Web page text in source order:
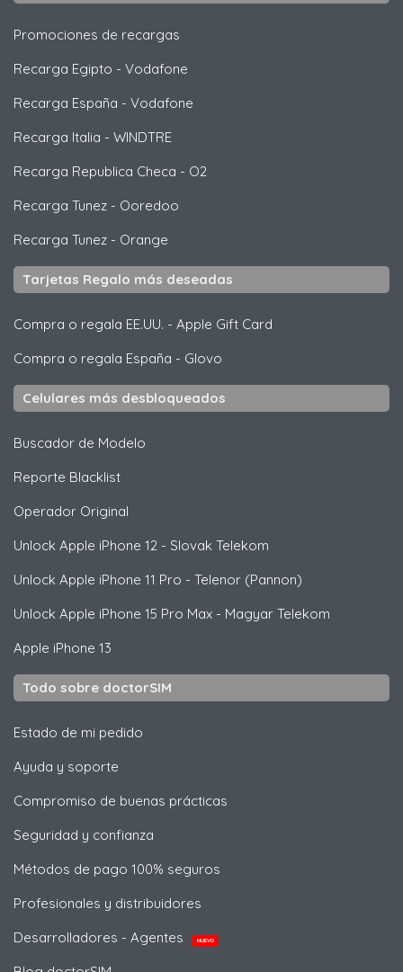
Promociones de recargas
Recarga Egipto - Vodafone
Recarga España - Vodafone
Recarga Italia - WINDTRE
Recarga Republica Checa - O2
Recarga Tunez - Ooredoo
Recarga Tunez - Orange
Tarjetas Regalo más deseadas
Compra o regala EE.UU. - Apple Gift Card
Compra o regala España - Glovo
Celulares más desbloqueados
Buscador de Modelo
Reporte Blacklist
Operador Original
Unlock Apple iPhone 12 - Slovak Telekom
Unlock Apple iPhone 11 Pro - Telenor (Pannon)
Unlock Apple iPhone 15 Pro Max - Magyar Telekom
Apple iPhone 13
Todo sobre doctorSIM
Estado de mi pedido
Ayuda y soporte
Compromiso de buenas prácticas
Seguridad y confianza
Métodos de pago 100% seguros
Profesionales y distribuidores
Desarrolladores - Agentes
NUEVO